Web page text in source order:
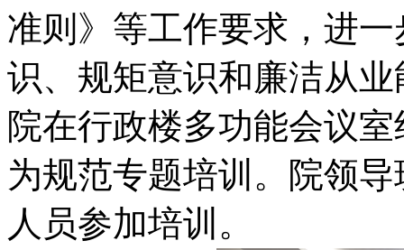
准则》等工作要求，进
识、规矩意识和廉洁从
院在行政楼多功能会议
为规范专题培训。院领
人员参加培训。